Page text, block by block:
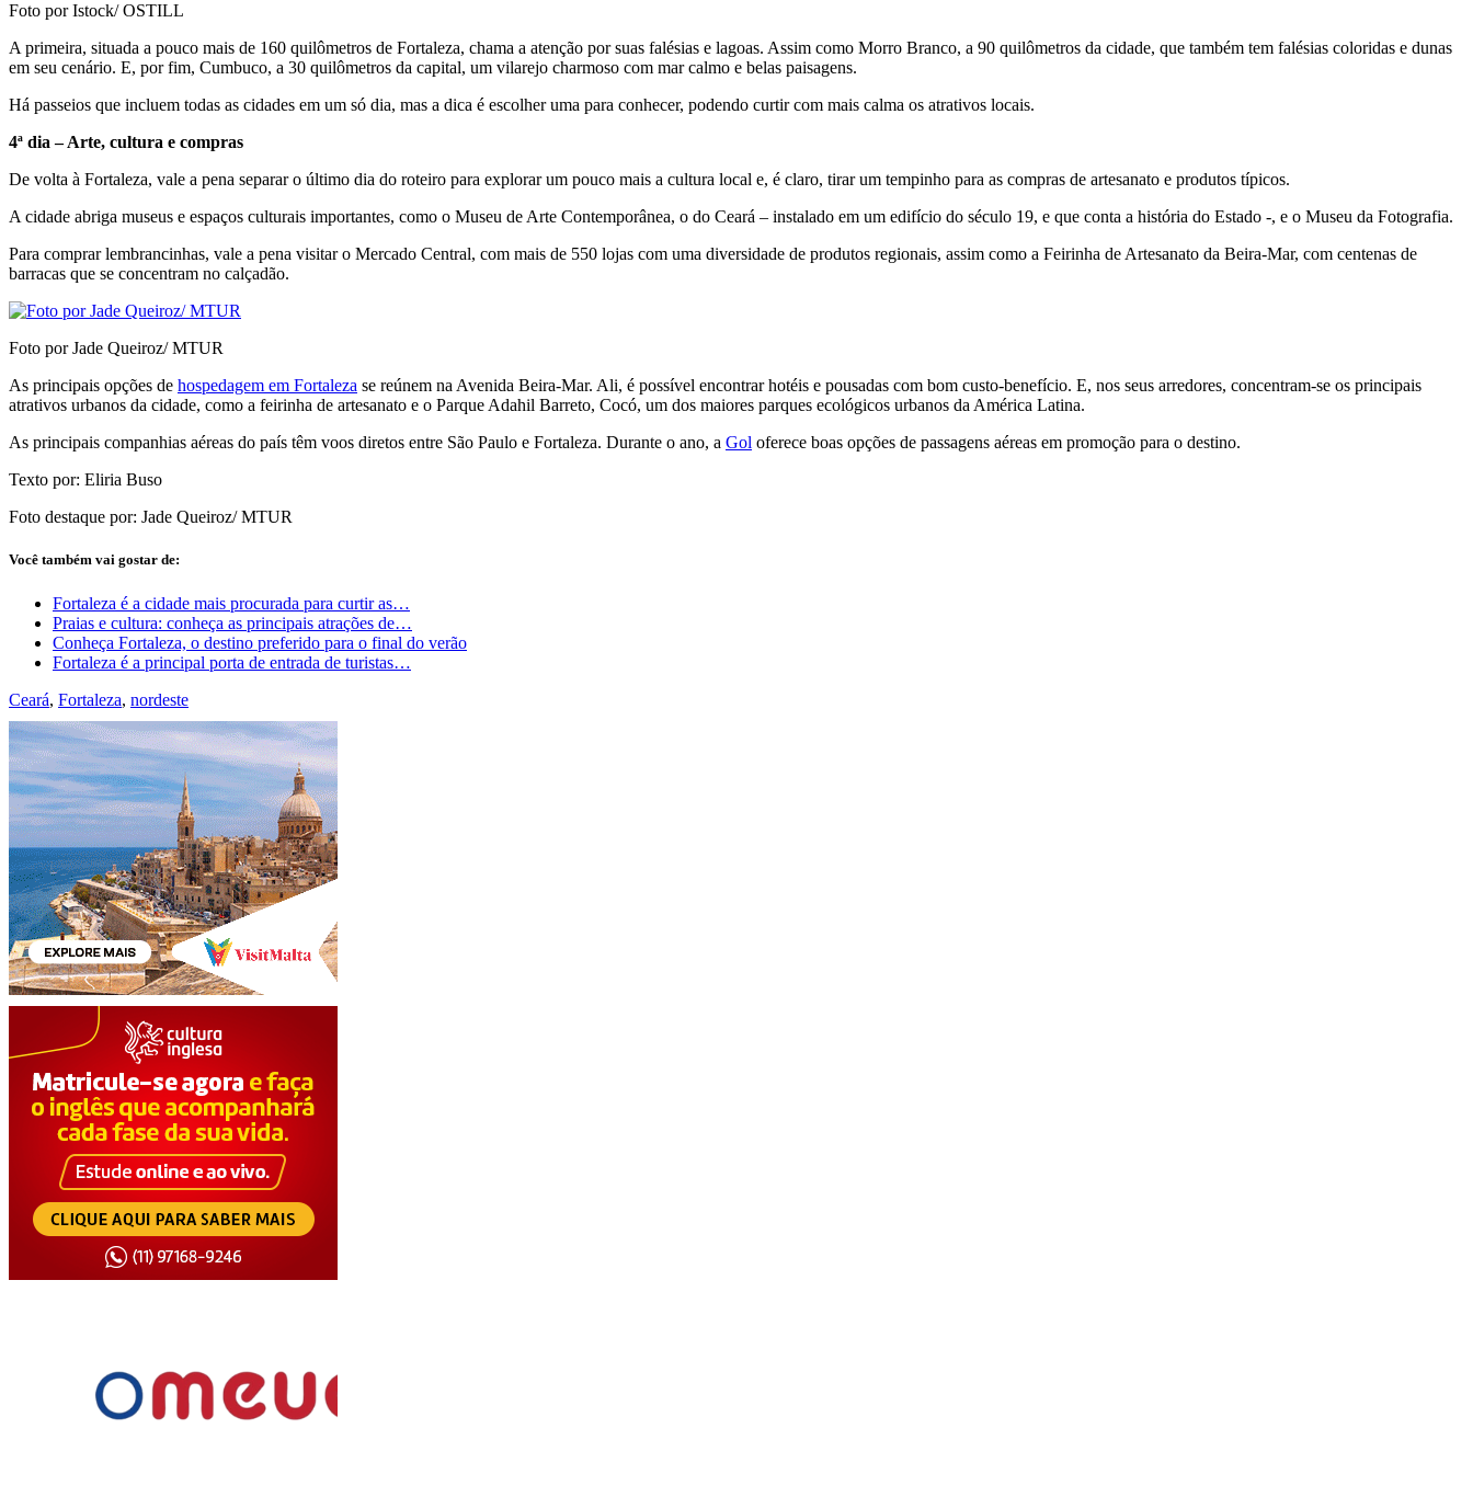
Foto por Istock/ OSTILL
A primeira, situada a pouco mais de 160 quilômetros de Fortaleza, chama a atenção por suas falésias e lagoas. Assim como Morro Branco, a 90 quilômetros da cidade, que também tem falésias coloridas e dunas
em seu cenário. E, por fim, Cumbuco, a 30 quilômetros da capital, um vilarejo charmoso com mar calmo e belas paisagens.
Há passeios que incluem todas as cidades em um só dia, mas a dica é escolher uma para conhecer, podendo curtir com mais calma os atrativos locais.
4ª dia – Arte, cultura e compras
De volta à Fortaleza, vale a pena separar o último dia do roteiro para explorar um pouco mais a cultura local e, é claro, tirar um tempinho para as compras de artesanato e produtos típicos.
A cidade abriga museus e espaços culturais importantes, como o Museu de Arte Contemporânea, o do Ceará – instalado em um edifício do século 19, e que conta a história do Estado -, e o Museu da Fotografia.
Para comprar lembrancinhas, vale a pena visitar o Mercado Central, com mais de 550 lojas com uma diversidade de produtos regionais, assim como a Feirinha de Artesanato da Beira-Mar, com centenas de
barracas que se concentram no calçadão.
Foto por Jade Queiroz/ MTUR
As principais opções de hospedagem em Fortaleza se reúnem na Avenida Beira-Mar. Ali, é possível encontrar hotéis e pousadas com bom custo-benefício. E, nos seus arredores, concentram-se os principais
atrativos urbanos da cidade, como a feirinha de artesanato e o Parque Adahil Barreto, Cocó, um dos maiores parques ecológicos urbanos da América Latina.
As principais companhias aéreas do país têm voos diretos entre São Paulo e Fortaleza. Durante o ano, a Gol oferece boas opções de passagens aéreas em promoção para o destino.
Texto por: Eliria Buso
Foto destaque por: Jade Queiroz/ MTUR
Você também vai gostar de:
Fortaleza é a cidade mais procurada para curtir as…
Praias e cultura: conheça as principais atrações de…
Conheça Fortaleza, o destino preferido para o final do verão
Fortaleza é a principal porta de entrada de turistas…
Ceará, Fortaleza, nordeste